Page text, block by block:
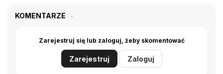
KOMENTARZE
Zarejestruj się lub zaloguj, żeby skomentować
Zarejestruj Zaloguj